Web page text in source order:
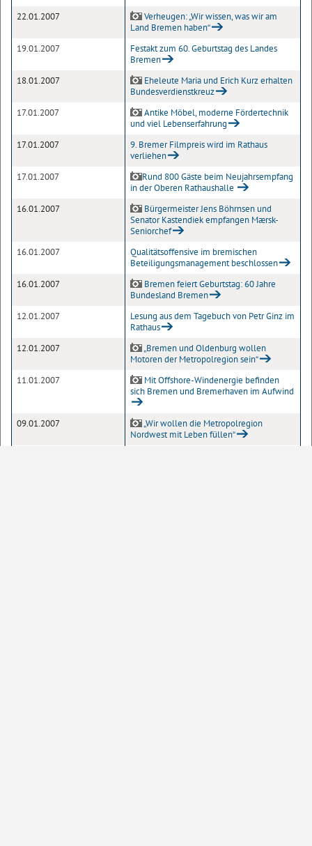
22.01.2007
Verheugen: „Wir wissen, was wir am
Land Bremen haben“
19.01.2007
Festakt zum 60. Geburtstag des Landes
Bremen
18.01.2007
Eheleute Maria und Erich Kurz erhalten
Bundesverdienstkreuz
17.01.2007
Antike Möbel, moderne Fördertechnik
und viel Lebenserfahrung
17.01.2007
9. Bremer Filmpreis wird im Rathaus
verliehen
17.01.2007
Rund 800 Gäste beim Neujahrsempfang
in der Oberen Rathaushalle
16.01.2007
Bürgermeister Jens Böhrnsen und
Senator Kastendiek empfangen Mærsk-
Seniorchef
16.01.2007
Qualitätsoffensive im bremischen
Beteiligungsmanagement beschlossen
16.01.2007
Bremen feiert Geburtstag: 60 Jahre
Bundesland Bremen
12.01.2007
Lesung aus dem Tagebuch von Petr Ginz im
Rathaus
12.01.2007
„Bremen und Oldenburg wollen
Motoren der Metropolregion sein“
11.01.2007
Mit Offshore-Windenergie befinden
sich Bremen und Bremerhaven im Aufwind
09.01.2007
„Wir wollen die Metropolregion
Nordwest mit Leben füllen“